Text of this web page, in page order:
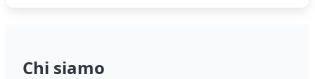
Chi siamo